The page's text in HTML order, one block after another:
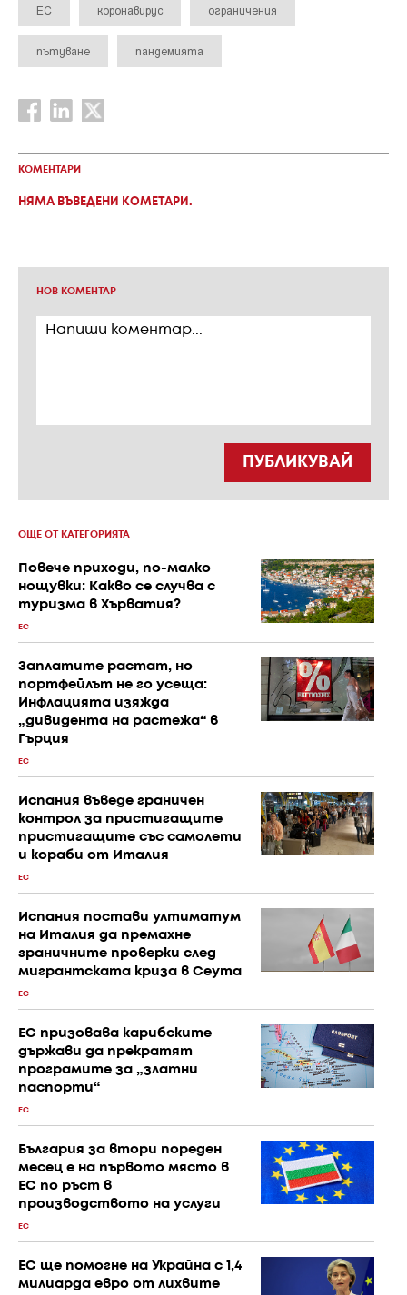
ЕС коронавирус ограничения
пътуване пандемията
КОМЕНТАРИ
НЯМА ВЪВЕДЕНИ КОМЕТАРИ.
НОВ КОМЕНТАР
ПУБЛИКУВАЙ
ОЩЕ ОТ КАТЕГОРИЯТА
Повече приходи, по-малко
нощувки: Какво се случва с
туризма в Хърватия?
ЕС
Заплатите растат, но
портфейлът не го усеща:
Инфлацията изяжда
„дивидента на растежа“ в
Гърция
ЕС
Испания въведе граничен
контрол за пристигащите
пристигащите със самолети
и кораби от Италия
ЕС
Испания постави ултиматум
на Италия да премахне
граничните проверки след
мигрантската криза в Сеута
ЕС
ЕС призовава карибските
държави да прекратят
програмите за „златни
паспорти“
ЕС
България за втори пореден
месец е на първото място в
ЕС по ръст в
производството на услуги
ЕС
ЕС ще помогне на Украйна с 1,4
милиарда евро от лихвите